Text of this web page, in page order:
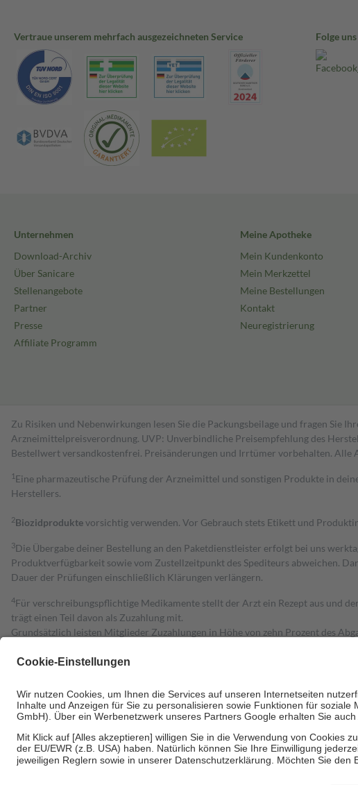
Vertraue unserem mehrfach ausgezeichneten Service Folge uns
Unternehmen
Download-Archiv
Über Sanicare
Stellenangebote
Partner
Presse
Affiliate Programm
Meine Apotheke
Mein Kundenkonto
Mein Merkzettel
Meine Bestellungen
Kontakt
Neuregistrierung
Zu Risiken und Nebenwirkungen lesen Sie die Packungsbeilage und fragen
Arzneimittelpreisverordnung. UVP: Unverbindliche Preisempfehlung des
Bestell­wert versand­kosten­frei. Preisänderungen und Irrtümer vorbehalten. Alle
1 Eine pharmazeutische Prüfung der Arzneimittel und sonstigen Produkte in
Herstellers.
2Biozidproduktevorsichtig verwenden. Vor Gebrauch stets Etikett und
3Die Übergabe deiner Bestellung an den Paketdienstleister erfolgt bei uns
Produktverfügbarkeit sowie vom Zustellzeitpunkt des Spediteurs abweichen.
Dauer der Prüfungen einschließlich Klärungen verlängern.
4Für verschreibungspflichtige Medikamente stellt der Arzt ein Rezept aus und
trägt einen Teil davon als Zuzahlung mit.
Grundsätzlich leisten Mitglieder Zuzahlungen in Höhe von zehn Prozent des
Diese Regeln gelten grundsätzlich auch für Online-Apotheken.
Um das Engagement der Versicherten für ihre eigene Gesundheit zu stärken
• Kindern und Jugendlichen bis zum vollendeten 18. Lebensjahr mit Ausnahme
• Untersuchungen zur Vorsorge und Früherkennung, die von der GKV getragen
• empfohlenen Schutzimpfungen
• Harn- und Blutteststreifen